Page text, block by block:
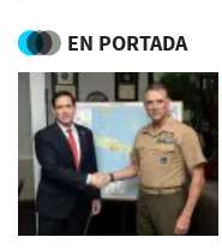
EN PORTADA